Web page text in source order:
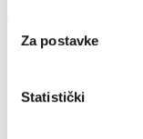
Za postavke
Statistički
Nome *
Il tuo telefono